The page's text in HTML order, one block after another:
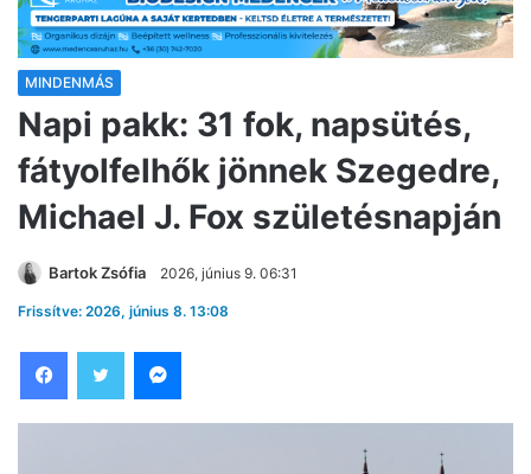
MINDENMÁS
Napi pakk: 31 fok, napsütés,
fátyolfelhők jönnek Szegedre,
Michael J. Fox születésnapján
Bartok Zsófia 2026, június 9. 06:31
Frissítve: 2026, június 8. 13:08